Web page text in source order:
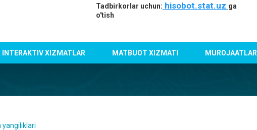
Tadbirkorlar uchun: hisobot.stat.uz ga
o'tish
INTERAKTIV XIZMATLAR MATBUOT XIZMATI MUROJAATLAR
yangiliklari